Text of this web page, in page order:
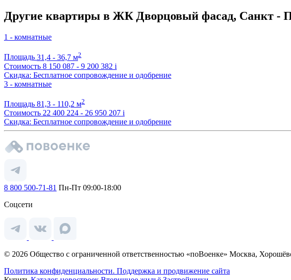
Другие квартиры в ЖК Дворцовый фасад, Санкт -
1 - комнатные
Площадь 31,4 - 36,7 м2
Стоимость 8 150 087 - 9 200 382 i
Скидка: Бесплатное сопровождение и одобрение
3 - комнатные
Площадь 81,3 - 110,2 м2
Стоимость 22 400 224 - 26 950 207 i
Скидка: Бесплатное сопровождение и одобрение
8 800 500-71-81 Пн-Пт 09:00-18:00
Соцсети
© 2026 Общество с ограниченной ответственностью «поВоенке» Москва,
Политика конфиденциальности. Поддержка и продвижение сайта